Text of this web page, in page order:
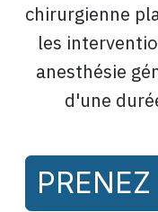
chirurgienne
les
anesthésie
d'une